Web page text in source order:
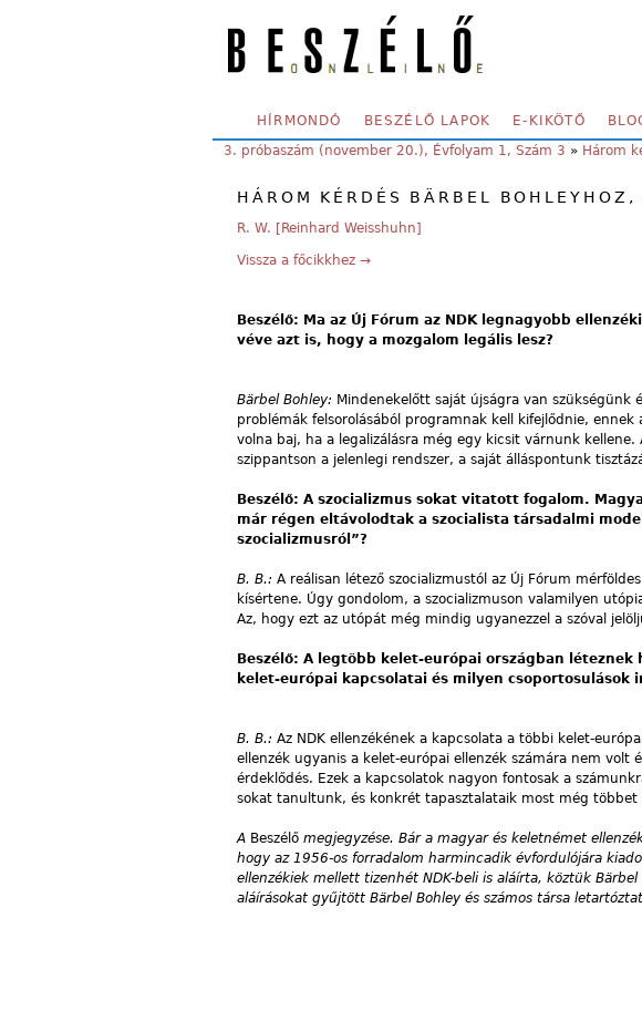
SECONDARY MENU
HÍRMONDÓ BESZÉLŐ LAPOK E-KIKÖTŐ
YOU ARE HERE:
3. próbaszám (november 20.), Évfolyam 1, Szám 3 » Három
HÁROM KÉRDÉS BÄRBEL
R. W. [Reinhard Weisshuhn]
Vissza a főcikkhez →
Beszélő: Ma az Új Fórum az NDK legnagyobb
véve azt is, hogy a mozgalom legális lesz?
Bärbel Bohley: Mindenekelőtt saját újságra van szükségünk
problémák felsorolásából programnak kell kifejlődnie,
volna baj, ha a legalizálásra még egy kicsit várnunk
szippantson a jelenlegi rendszer, a saját álláspontunk
Beszélő: A szocializmus sokat vitatott fogalom.
már régen eltávolodtak a szocialista társadalmi
szocializmusról”?
B. B.: A reálisan létező szocializmustól az Új Fórum
kísértene. Úgy gondolom, a szocializmuson valamilyen
Az, hogy ezt az utópát még mindig ugyanezzel a szóval
Beszélő: A legtöbb kelet-európai országban
kelet-európai kapcsolatai és milyen csoportosulások
B. B.: Az NDK ellenzékének a kapcsolata a többi kelet-
ellenzék ugyanis a kelet-európai ellenzék számára nem
érdeklődés. Ezek a kapcsolatok nagyon fontosak a
sokat tanultunk, és konkrét tapasztalataik most még többet
A Beszélő megjegyzése. Bár a magyar és keletnémet
hogy az 1956-os forradalom harmincadik évfordulójára
ellenzékiek mellett tizenhét NDK-beli is aláírta, köztük
aláírásokat gyűjtött Bärbel Bohley és számos társa